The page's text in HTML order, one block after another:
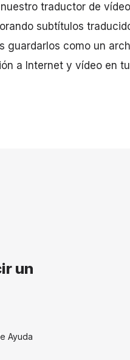
traductor de
subtítulos
guardarlos como un
a Internet y vídeo en
un
Ayuda